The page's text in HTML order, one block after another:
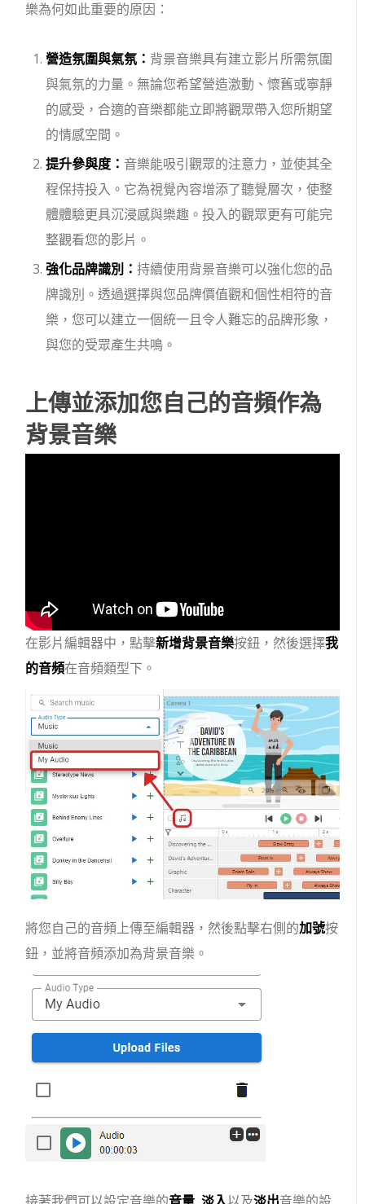
樂為何如此重要的原因：
營造氛圍與氣氛： 背景音樂具有建立影片所需氛圍
與氣氛的力量。無論您希望營造激動、懷舊或寧靜
的感受，合適的音樂都能立即將觀眾帶入您所期望
的情感空間。
提升參與度： 音樂能吸引觀眾的注意力，並使其全
程保持投入。它為視覺內容增添了聽覺層次，使整
體體驗更具沉浸感與樂趣。投入的觀眾更有可能完
整觀看您的影片。
強化品牌識別：持續使用背景音樂可以強化您的品
牌識別。透過選擇與您品牌價值觀和個性相符的音
樂，您可以建立一個統一且令人難忘的品牌形象，
與您的受眾產生共鳴。
上傳並添加您自己的音頻作為
背景音樂
在影片編輯器中，點擊新增背景音樂按鈕，然後選擇我
的音頻在音頻類型下。
將您自己的音頻上傳至編輯器，然後點擊右側的加號按
鈕，並將音頻添加為背景音樂。